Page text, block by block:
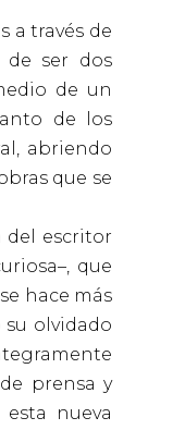
a través de
de ser dos
de un
de los
abriendo
que se
del escritor
que
hace más
su olvidado
prensa y
nueva